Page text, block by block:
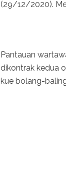
(29/12/2020).
Pantauan
dikontrak kedua
kue bolang-